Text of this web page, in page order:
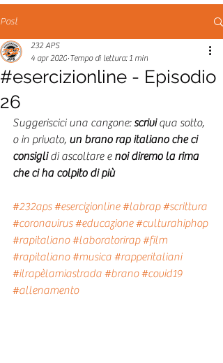
Post
#esercizionline - Episodio
26
232 APS
4 apr 2020 Tempo di lettura: 1 min
Suggeriscici una canzone: scrivi qua sotto,
o in privato, un brano rap italiano che ci
consigli di ascoltare e noi diremo la rima
che ci ha colpito di più
#232aps #esercizionline #labrap #scrittura
#coronavirus #educazione #culturahiphop
#rapitaliano #laboratorirap #film
#rapitaliano #musica #rapperitaliani
#ilrapèlamiastrada #brano #covid19
#allenamento